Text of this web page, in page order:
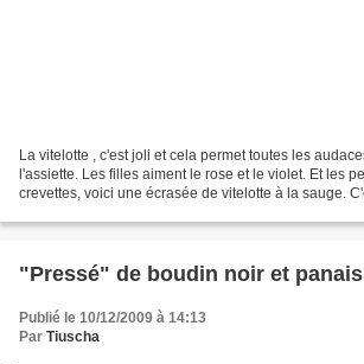
La vitelotte , c'est joli et cela permet toutes les
l'assiette. Les filles aiment le rose et le violet. Et les
crevettes, voici une écrasée de vitelotte à la sauge.
"Pressé" de boudin noir et panais
Publié le 10/12/2009 à 14:13
Par Tiuscha